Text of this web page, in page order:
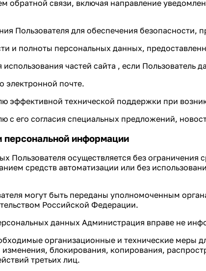
обратной связи, включая направление
Пользователя для обеспечения безопасности,
и полноты персональных данных,
частей сайта , если Пользователь
электронной почте.
эффективной технической поддержки при
с его согласия специальных предложений,
персональной информации
Пользователя осуществляется без
средств автоматизации или без
могут быть переданы уполномоченным
Российской Федерации.
данных Администрация вправе не
организационные и технические меры
блокирования, копирования,
третьих лиц.